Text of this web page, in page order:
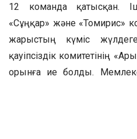
12 команда қатысқан.
«Сұңқар» және «Томирис»
жарыстың күміс
қауіпсіздік комитетінің
орынға ие болды.